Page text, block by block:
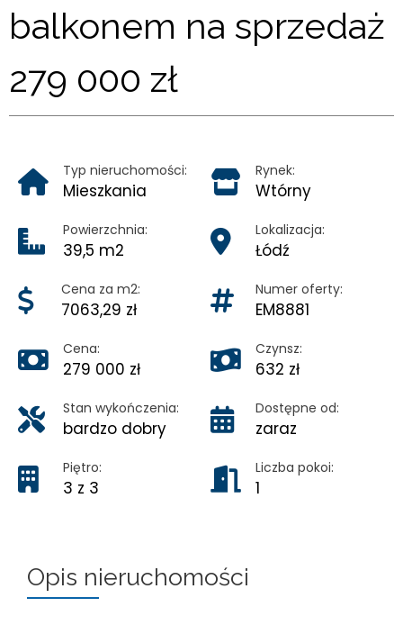
KONTAKT
balkonem na sprzedaż
279 000 zł
Typ nieruchomości:
Mieszkania
Rynek:
Wtórny
Powierzchnia:
39,5 m2
Lokalizacja:
Łódź
Cena za m2:
7063,29 zł
Numer oferty:
EM8881
Cena:
279 000 zł
Czynsz:
632 zł
Stan wykończenia:
bardzo dobry
Dostępne od:
zaraz
Piętro:
3 z 3
Liczba pokoi:
1
Opis nieruchomości